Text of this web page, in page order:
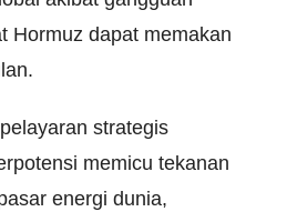
Hormuz dapat memakan
strategis
memicu tekanan
energi dunia,